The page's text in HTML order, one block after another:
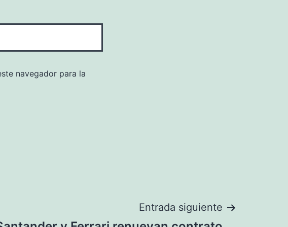
navegador para la
Entrada siguiente